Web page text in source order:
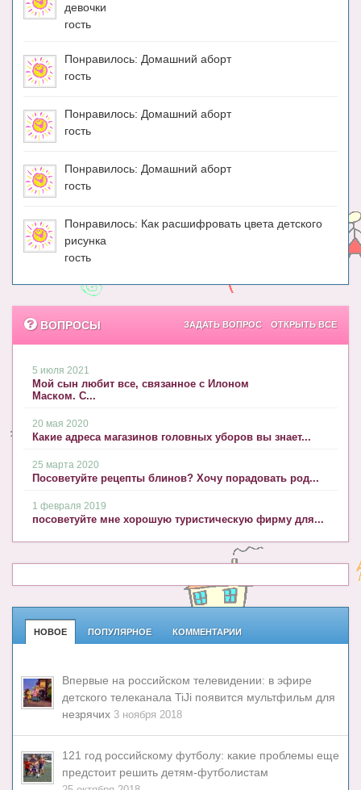
Опросы
Блог Администратора
Сотрудничество. Авторам
девочки
гость
Понравилось: Домашний аборт
гость
Понравилось: Домашний аборт
гость
Понравилось: Домашний аборт
гость
Понравилось: Как расшифровать цвета детского
рисунка
гость
ВОПРОСЫ ОТКРЫТЬ ВСЕ
ЗАДАТЬ ВОПРОС
5 июля 2021
Мой сын любит все, связанное с Илоном
Маском. С...
20 мая 2020
Какие адреса магазинов головных уборов вы знает...
25 марта 2020
Посоветуйте рецепты блинов? Хочу порадовать род...
1 февраля 2019
посоветуйте мне хорошую туристическую фирму для...
НОВОЕ ПОПУЛЯРНОЕ КОММЕНТАРИИ
Впервые на российском телевидении: в эфире
детского телеканала TiJi появится мультфильм для
незрячих 3 ноября 2018
121 год российскому футболу: какие проблемы еще
предстоит решить детям-футболистам